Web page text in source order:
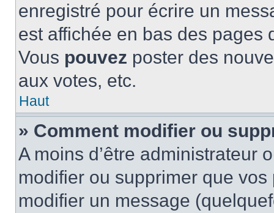
enregistré pour écrire un
est affichée en bas des pages
Vous pouvez poster des
aux votes, etc.
Haut
» Comment modifier ou
A moins d’être administrateur
modifier ou supprimer que
modifier un message